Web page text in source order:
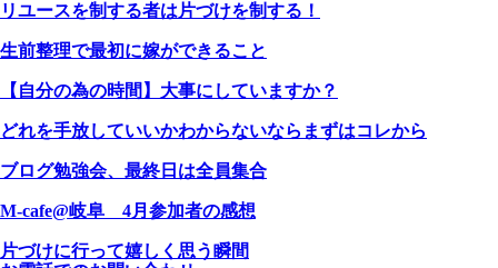
リユースを制する者は片づけを制する！
生前整理で最初に嫁ができること
【自分の為の時間】大事にしていますか？
どれを手放していいかわからないならまずはコレから
ブログ勉強会、最終日は全員集合
M-cafe@岐阜 4月参加者の感想
片づけに行って嬉しく思う瞬間